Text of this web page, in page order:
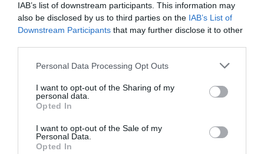
IAB’s list of downstream participants. This information may
also be disclosed by us to third parties on the IAB’s List of
Downstream Participants that may further disclose it to other
Personal Data Processing Opt Outs
I want to opt-out of the Sharing of my
personal data.
Opted In
I want to opt-out of the Sale of my
Personal Data.
Opted In
Bayern își dezmorțește
picioarele, Lewandowski mai
face un pas mic spre marele
record al lui Gerd Müller
Ciprian Rus